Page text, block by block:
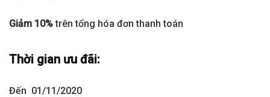
Giảm 10%trên tổng hóa đơn thanh toán
Thời gian ưu đãi:
Đến 01/11/2020